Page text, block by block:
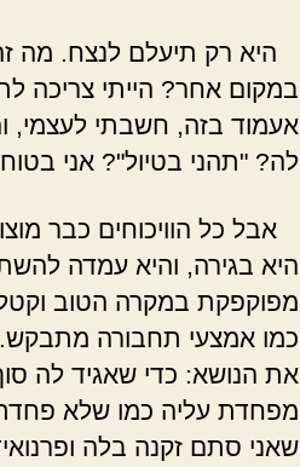
היא רק תיעלם לנצח. מה
במקום אחר? הייתי צריכה
אעמוד בזה, חשבתי לעצמי,
לה? "תהני בטיול"? אני
אבל כל הוויכוחים כבר
היא בגירה, והיא עמדה
מפוקפקת במקרה הטוב
כמו אמצעי תחבורה
את הנושא: כדי שאגיד לה
מפחדת עליה כמו שלא
שאני סתם זקנה בלה